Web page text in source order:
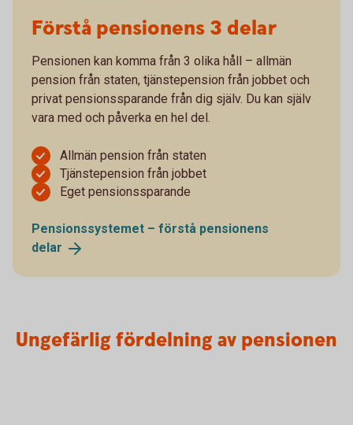
Förstå pensionens 3 delar
Pensionen kan komma från 3 olika håll – allmän
pension från staten, tjänstepension från jobbet och
privat pensionssparande från dig själv. Du kan själv
vara med och påverka en hel del.
Allmän pension från staten
Tjänstepension från jobbet
Eget pensionssparande
Pensionssystemet – förstå pensionens
delar
Ungefärlig fördelning av pensionen
Pie chart with 3 slices.
Ungefärlig fördelning av pensionen